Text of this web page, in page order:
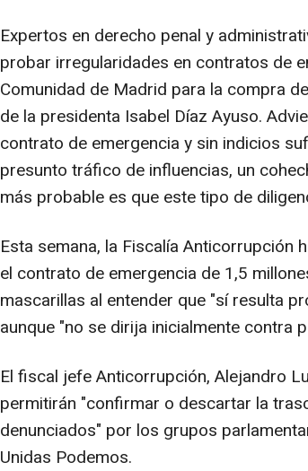
Expertos en derecho penal y
probar irregularidades en contratos de
Comunidad de Madrid para la compra
de la presidenta Isabel Díaz Ayuso.
contrato de emergencia y sin indicios
presunto tráfico de influencias, un
más probable es que este tipo de
Esta semana, la Fiscalía Anticorrupción
el contrato de emergencia de 1,5
mascarillas al entender que "sí resulta
aunque "no se dirija inicialmente contra
El fiscal jefe Anticorrupción, Alejandro
permitirán "confirmar o descartar la
denunciados" por los grupos
Unidas Podemos.